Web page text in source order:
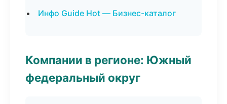
Инфо Guide Hot — Бизнес-каталог
Компании в регионе: Южный
федеральный округ